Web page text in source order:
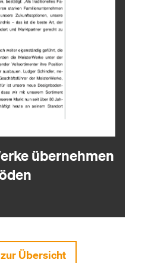
übernehmen
Übersicht